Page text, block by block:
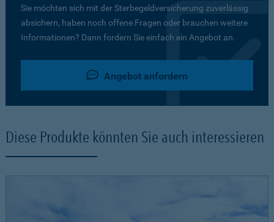
Sie möchten sich mit der Sterbegeldversicherung zuverlässig
absichern, haben noch offene Fragen oder brauchen weitere
Informationen? Dann fordern Sie einfach ein Angebot an.
Angebot anfordern
Diese Produkte könnten Sie auch interessieren